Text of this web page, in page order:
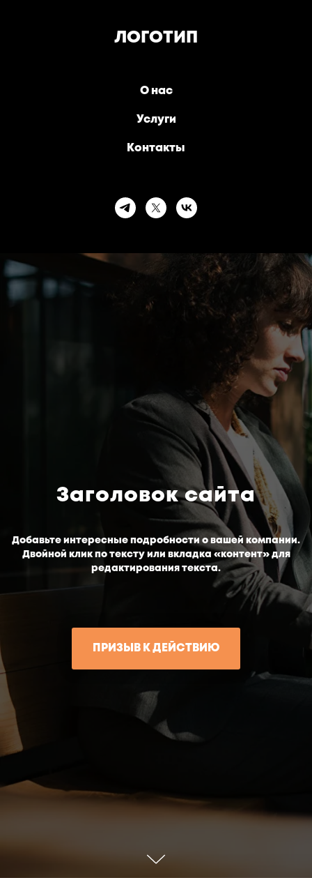
ЛОГОТИП
О нас
Услуги
Контакты
Заголовок сайта
Добавьте интересные подробности о вашей компании.
Двойной клик по тексту или вкладка «контент» для
редактирования текста.
ПРИЗЫВ К ДЕЙСТВИЮ